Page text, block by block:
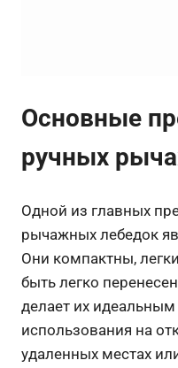
Основные
ручных
Одной из главных
рычажных лебедок
Они компактны,
быть легко
делает их
использования на
удаленных местах